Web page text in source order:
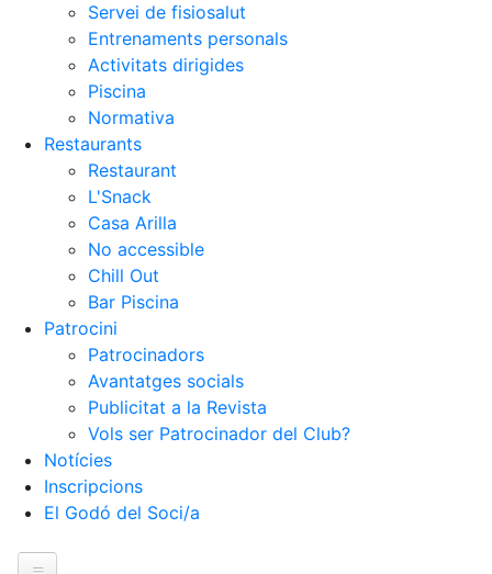
Servei de fisiosalut
Entrenaments personals
Activitats dirigides
Piscina
Normativa
Restaurants
Restaurant
L'Snack
Casa Arilla
No accessible
Chill Out
Bar Piscina
Patrocini
Patrocinadors
Avantatges socials
Publicitat a la Revista
Vols ser Patrocinador del Club?
Notícies
Inscripcions
El Godó del Soci/a